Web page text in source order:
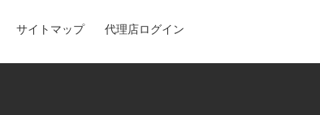
サイトマップ 代理店ログイン